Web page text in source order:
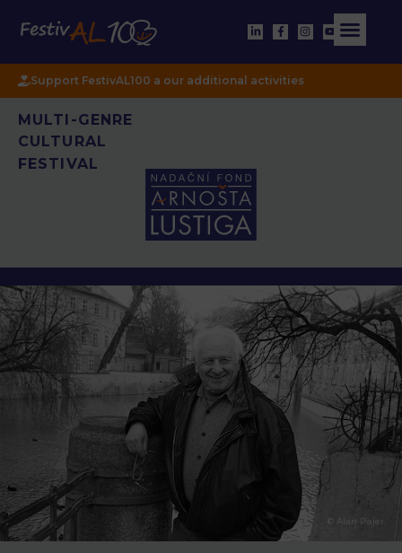
Support FestivAL100 a our additional activities
MULTI-GENRE
CULTURAL
FESTIVAL
© Alan Pajer